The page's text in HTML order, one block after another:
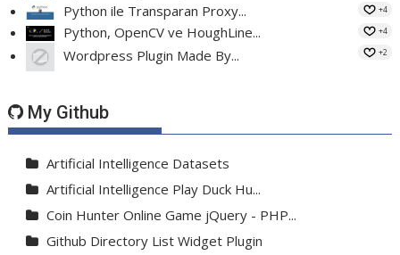
Python ile Transparan Proxy... +4
Python, OpenCV ve HoughLine... +4
Wordpress Plugin Made By... +2
My Github
Artificial Intelligence Datasets
Artificial Intelligence Play Duck Hu...
Coin Hunter Online Game jQuery - PHP...
Github Directory List Widget Plugin